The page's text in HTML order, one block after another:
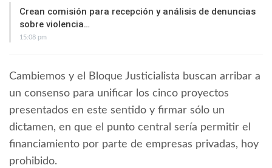
Crean comisión para recepción y análisis de denuncias
sobre violencia…
15:08 pm
Cambiemos y el Bloque Justicialista buscan arribar a
un consenso para unificar los cinco proyectos
presentados en este sentido y firmar sólo un
dictamen, en que el punto central sería permitir el
financiamiento por parte de empresas privadas, hoy
prohibido.